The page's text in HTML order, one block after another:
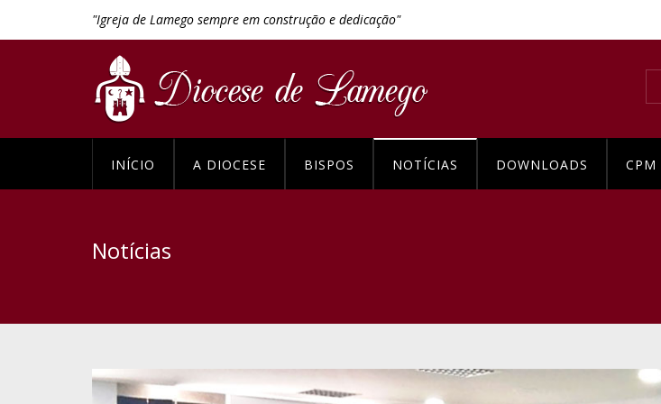
"Igreja de Lamego sempre em construção e dedicação"
INÍCIO A DIOCESE BISPOS NOTÍCIAS DOWNLOADS CPM
Notícias